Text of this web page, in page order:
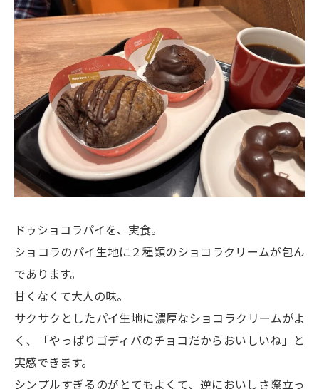
ドゥショコラパイを、実食。
ショコラのパイ生地に２種類のショコラクリームが包ん
であります。
甘くなくて大人の味。
サクサクとしたパイ生地に濃厚なショコラクリームがよ
く、「やっぱりゴディバのチョコだからおいしいね」と
実感できます。
シンプルすぎるのがとてもよくて、逆においしさ際立っ